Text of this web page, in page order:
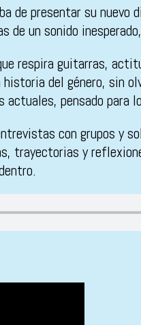
de presentar su
un sonido
respira guitarras,
del género, sin
pensado para
con grupos y
trayectorias y